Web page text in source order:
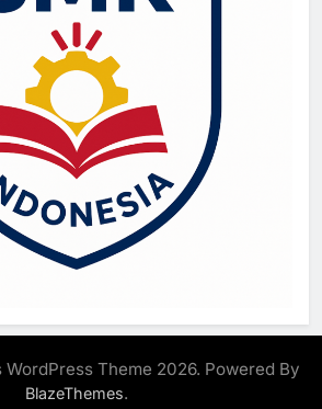
Theme 2026. Powered By
BlazeThemes.